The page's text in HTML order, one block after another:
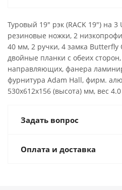
Туровый 19" рэк (RACK 19") на
резиновые ножки, 2
40 мм, 2 ручки, 4 замка Butterfly
двойные планки с обеих
направляющих, фанера
фурнитура Adam Hall, фирм.
530х612х156 (высота) мм, вес 4.0
Задать вопрос
Оплата и доставка